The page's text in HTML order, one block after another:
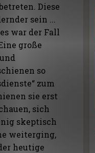
Diese
sein ...
war der Fall
große
so
zum
sie erst
sich
skeptisch
weiterging,
heutige